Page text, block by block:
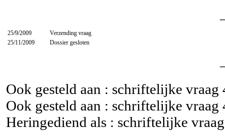
25/9/2009
Verzending vraag
25/11/2009
Dossier gesloten
Ook gesteld aan : schriftelijke vraag
Ook gesteld aan : schriftelijke vraag
Heringediend als : schriftelijke